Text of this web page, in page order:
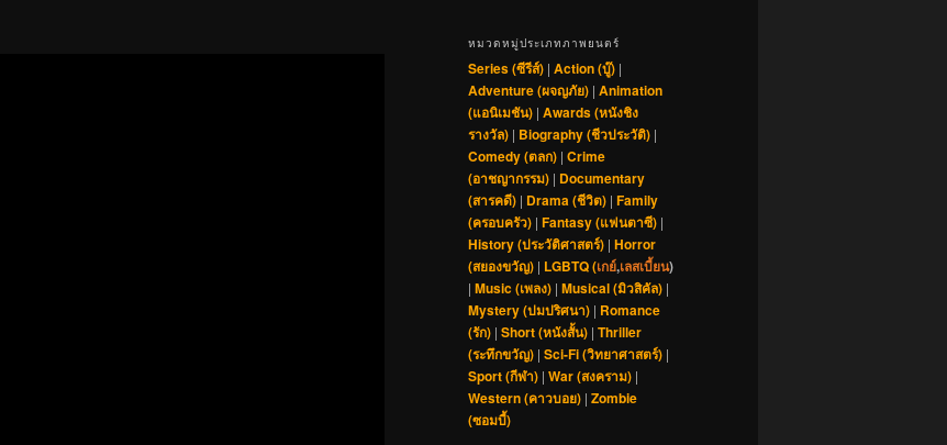
หมวดหมู่ประเภทภาพยนตร์
Series (ซีรีส์) | Action (บู๊) |
Adventure (ผจญภัย) | Animation
(แอนิเมชัน) | Awards (หนังชิง
รางวัล) | Biography (ชีวประวัติ) |
Comedy (ตลก) | Crime
(อาชญากรรม) | Documentary
(สารคดี) | Drama (ชีวิต) | Family
(ครอบครัว) | Fantasy (แฟนตาซี) |
History (ประวัติศาสตร์) | Horror
(สยองขวัญ) | LGBTQ (เกย์,เลสเบี้ยน)
| Music (เพลง) | Musical (มิวสิคัล) |
Mystery (ปมปริศนา) | Romance
(รัก) | Short (หนังสั้น) | Thriller
(ระทึกขวัญ) | Sci-Fi (วิทยาศาสตร์) |
Sport (กีฬา) | War (สงคราม) |
Western (คาวบอย) | Zombie
(ซอมบี้)